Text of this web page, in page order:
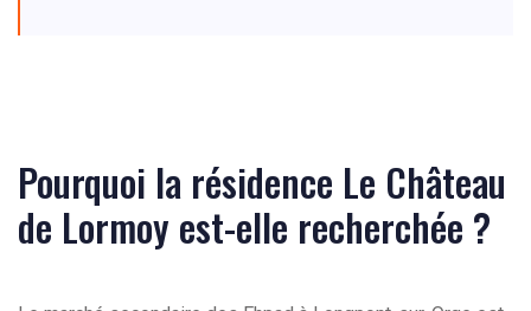
Pourquoi la résidence Le Château
de Lormoy est-elle recherchée ?